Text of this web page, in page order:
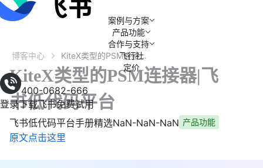
案例与方案
产品功能
合作与支持
飞行社
定价
400-0682-666
登录下载飞书免费试用
博客中心 KiteX类型的PSM连接器|飞书低代码平台
KiteX类型的PSM连接器|飞
书低代码平台
飞书低代码平台手册精选NaN-NaN-NaN 产品功能
原文点击这里